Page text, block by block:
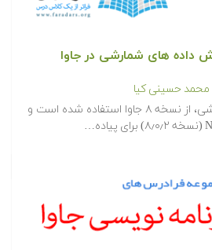
داده های شمارشی در جاوا
محمد حسینی کیا
در این مجموعه آموزشی، از نسخه ۸ جاوا استفاده شده است و